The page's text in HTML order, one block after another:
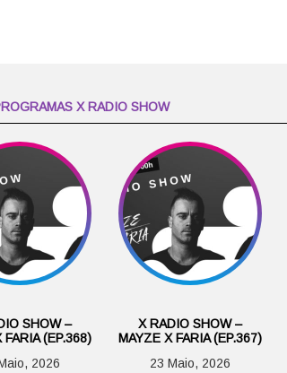
X RADIO SHOW
SHOW –
FARIA (EP.368)
2026
X RADIO SHOW –
MAYZE X FARIA (EP.367)
23 Maio, 2026